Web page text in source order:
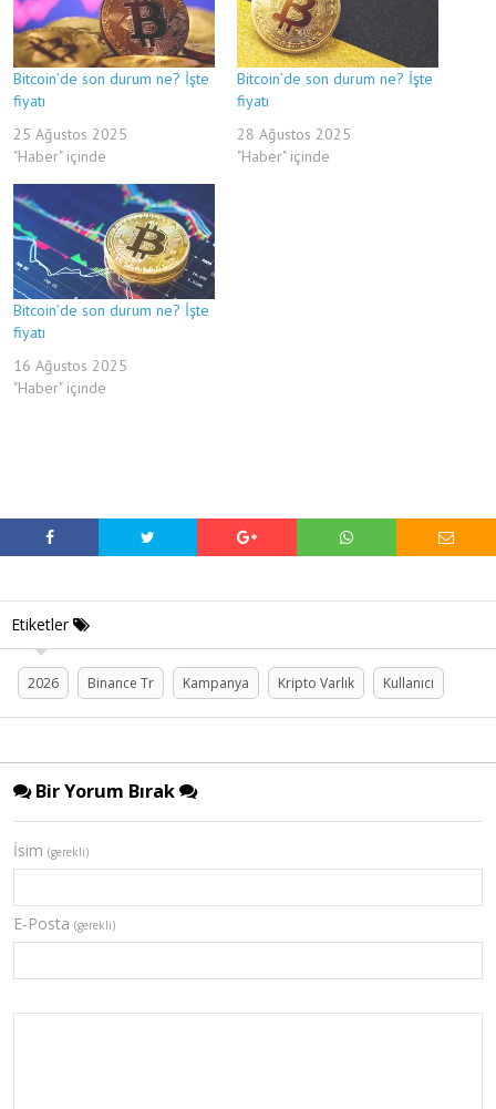
Bitcoin’de son durum ne? İşte
fiyatı
25 Ağustos 2025
"Haber" içinde
Bitcoin’de son durum ne? İşte
fiyatı
28 Ağustos 2025
"Haber" içinde
Bitcoin’de son durum ne? İşte
fiyatı
16 Ağustos 2025
"Haber" içinde
Etiketler
2026 Binance Tr Kampanya Kripto Varlık Kullanıcı
Bir Yorum Bırak
İsim (gerekli)
E-Posta (gerekli)